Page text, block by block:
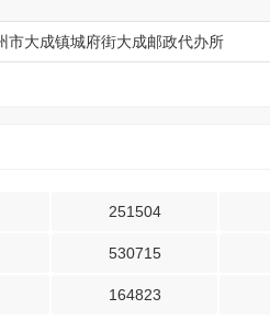
市大成镇城府街大成邮政代办所
251504
530715
164823